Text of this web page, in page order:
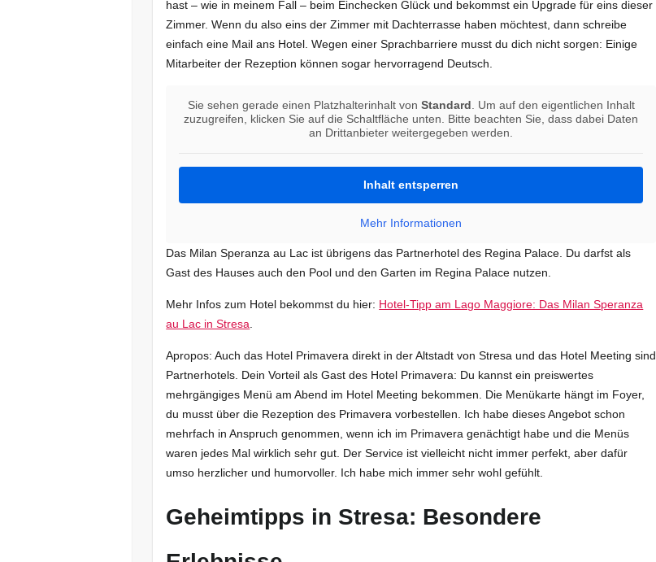
hast – wie in meinem Fall – beim Einchecken Glück und bekommst ein Upgrade für eins dieser
Zimmer. Wenn du also eins der Zimmer mit Dachterrasse haben möchtest, dann schreibe
einfach eine Mail ans Hotel. Wegen einer Sprachbarriere musst du dich nicht sorgen: Einige
Mitarbeiter der Rezeption können sogar hervorragend Deutsch.
Sie sehen gerade einen Platzhalterinhalt von Standard . Um auf den eigentlichen Inhalt
zuzugreifen, klicken Sie auf die Schaltfläche unten. Bitte beachten Sie, dass dabei Daten
an Drittanbieter weitergegeben werden.
Inhalt entsperren
Mehr Informationen
Das Milan Speranza au Lac ist übrigens das Partnerhotel des Regina Palace. Du darfst als
Gast des Hauses auch den Pool und den Garten im Regina Palace nutzen.
Mehr Infos zum Hotel bekommst du hier: Hotel-Tipp am Lago Maggiore: Das Milan Speranza
au Lac in Stresa
Apropos: Auch das Hotel Primavera direkt in der Altstadt von Stresa und das Hotel Meeting sind
Partnerhotels. Dein Vorteil als Gast des Hotel Primavera: Du kannst ein preiswertes
mehrgängiges Menü am Abend im Hotel Meeting bekommen. Die Menükarte hängt im Foyer,
du musst über die Rezeption des Primavera vorbestellen. Ich habe dieses Angebot schon
mehrfach in Anspruch genommen, wenn ich im Primavera genächtigt habe und die Menüs
waren jedes Mal wirklich sehr gut. Der Service ist vielleicht nicht immer perfekt, aber dafür
umso herzlicher und humorvoller. Ich habe mich immer sehr wohl gefühlt.
Geheimtipps in Stresa: Besondere